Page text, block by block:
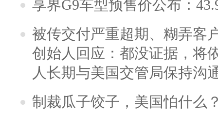
享界G9车型预售价公布：
被传交付严重超期、糊弄客
创始人回应：都没证据，将
人长期与美国交管局保持沟
制裁瓜子饺子，美国怕什么